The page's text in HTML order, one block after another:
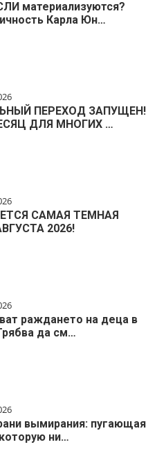
материализуются?
Карла Юн…
ПЕРЕХОД ЗАПУЩЕН!
ДЛЯ МНОГИХ …
САМАЯ ТЕМНАЯ
2026!
раждането на деца в
да см…
вымирания: пугающая
ни…